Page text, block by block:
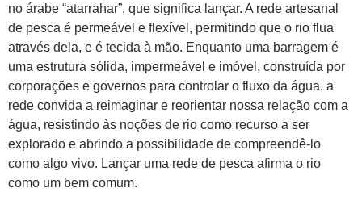
no árabe “atarrahar”, que significa lançar. A rede artesanal
de pesca é permeável e flexível, permitindo que o rio flua
através dela, e é tecida à mão. Enquanto uma barragem é
uma estrutura sólida, impermeável e imóvel, construída por
corporações e governos para controlar o fluxo da água, a
rede convida a reimaginar e reorientar nossa relação com a
água, resistindo às noções de rio como recurso a ser
explorado e abrindo a possibilidade de compreendê-lo
como algo vivo. Lançar uma rede de pesca afirma o rio
como um bem comum.